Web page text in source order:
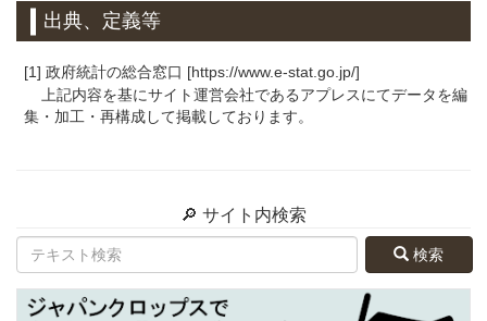
出典、定義等
[1] 政府統計の総合窓口 [https://www.e-stat.go.jp/]
上記内容を基にサイト運営会社であるアプレスにてデータを編
集・加工・再構成して掲載しております。
🔎 サイト内検索
検索